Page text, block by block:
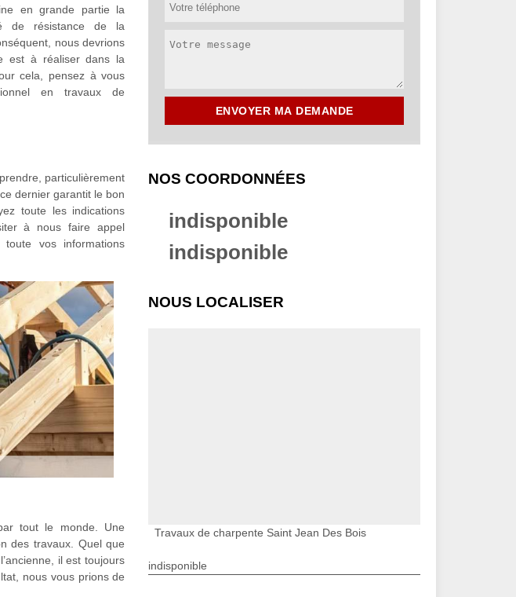
en grande partie la
de résistance de la
nous devrions
est à réaliser dans la
cela, pensez à vous
en travaux de
particulièrement
dernier garantit le bon
toute les indications
à nous faire appel
vos informations
tout le monde. Une
des travaux. Quel que
il est toujours
nous vous prions de
NOS COORDONNÉES
indisponible
indisponible
NOUS LOCALISER
Travaux de charpente Saint Jean Des Bois
indisponible